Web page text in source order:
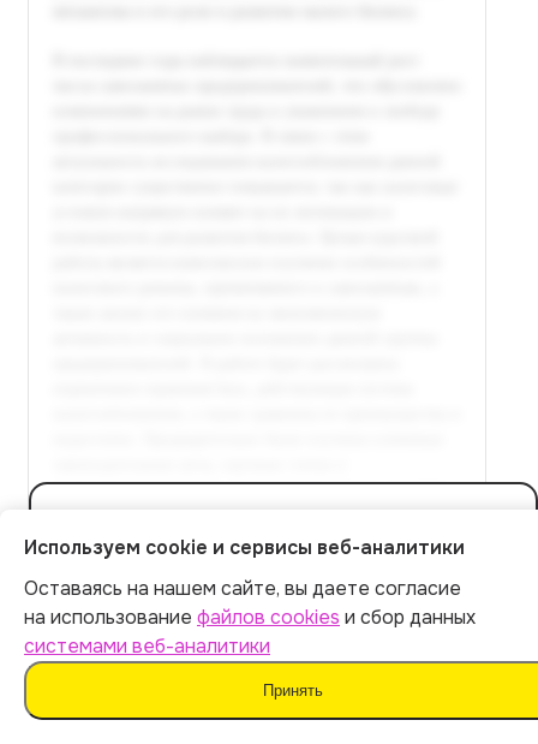
в расширенной версии
Оплатить 399 р.
Методы повышения налоговой
Итог:399р.
Оплатить
Используем cookie и сервисы веб-аналитики
Оставаясь на нашем сайте, вы даете согласие
на использование файлов cookies и сбор данных
системами веб-аналитики
Принять